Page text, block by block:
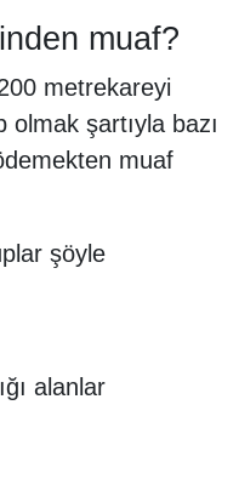
muaf?
metrekareyi
şartıyla bazı
muaf
şöyle
alanlar